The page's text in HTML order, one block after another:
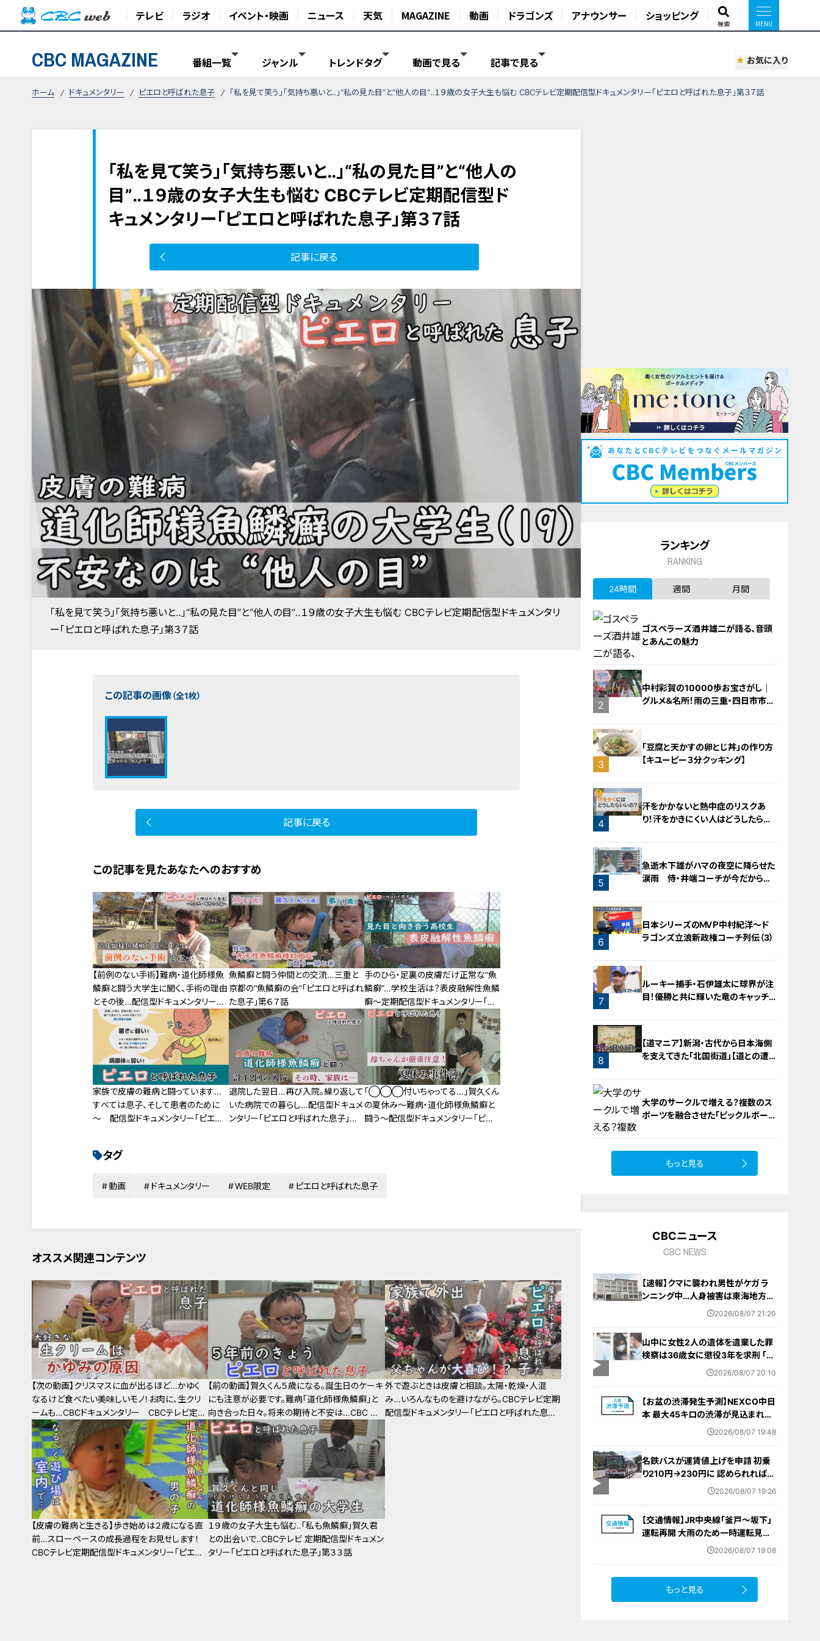
テレビ ラジオ イベント・映画 ニュース 天気 MAGAZINE 動画 ドラゴンズ アナウンサー ショッピング
検索
CBC MAGAZINE 番組一覧 ジャンル トレンドタグ 動画で見る 記事で見る お気に入り
ホーム ドキュメンタリー ピエロと呼ばれた息子 「私を見て笑う」「気持ち悪いと‥」“私の見た目”と“他人の目”‥１９歳の女子大生も悩む CBCテレビ定期配信型ドキュメンタリー「ピエロと呼ばれた息子」第３７話
「私を見て笑う」「気持ち悪いと‥」“私の見た目”と“他人の
目”‥１９歳の女子大生も悩む CBCテレビ定期配信型ド
キュメンタリー「ピエロと呼ばれた息子」第３７話
記事に戻る
「私を見て笑う」「気持ち悪いと‥」“私の見た目”と“他人の目”‥１９歳の女子大生も悩む CBCテレビ定期配信型ドキュメンタリ
ー「ピエロと呼ばれた息子」第３７話
この記事の画像（全1枚）
記事に戻る
この記事を見たあなたへのおすすめ
【前例のない手術】難病・道化師様魚
鱗癬と闘う大学生に聞く、手術の理由
とその後…配信型ドキュメンタリー
「ピエロと呼ばれた息子」第114話
魚鱗癬と闘う仲間との交流…三重と
京都の“魚鱗癬の会”「ピエロと呼ばれ
た息子」第６７話
手のひら・足裏の皮膚だけ正常な“魚
鱗癬”…学校生活は？表皮融解性魚鱗
癬～定期配信型ドキュメンタリー「ピ
エロと呼ばれた息子」第７３話
家族で皮膚の難病と闘っています…
すべては息子、そして患者のために
～ 配信型ドキュメンタリー「ピエロ
退院した翌日…再び入院。繰り返して
いた病院での暮らし…配信型ドキュメ
ンタリー「ピエロと呼ばれた息子」第
「◯◯◯付いちゃってる…」賀久くん
の夏休み～難病・道化師様魚鱗癬と
闘う～配信型ドキュメンタリー「ピエ
タグ
動画 ドキュメンタリー WEB限定 ピエロと呼ばれた息子
オススメ関連コンテンツ
【次の動画】クリスマスに血が出るほど…かゆく
なるけど食べたい美味しいモノ！お肉に、生クリ
ームも…CBCドキュメンタリー CBCテレビ定期
配信型ドキュメンタリー「ピエロと呼ばれた息子」
第３８話
【前の動画】賀久くん５歳になる。誕生日のケーキ
にも注意が必要です。難病「道化師様魚鱗癬」と
向き合った日々。将来の期待と不安は…CBC テ
レビ定期配信型 ドキュメンタリー「ピエロと呼ば
れた息子」第３６話
外で遊ぶときは皮膚と相談。太陽・乾燥・人混
み…いろんなものを避けながら。CBCテレビ定期
配信型ドキュメンタリー「ピエロと呼ばれた息子」
【皮膚の難病と生きる】歩き始めは２歳になる直
前…スローペースの成長過程をお見せします！
CBCテレビ定期配信型ドキュメンタリー「ピエロ
１９歳の女子大生も悩む‥「私も魚鱗癬」賀久君
との出会いで‥CBCテレビ 定期配信型ドキュメン
タリー「ピエロと呼ばれた息子」第３３話
ランキング
RANKING
24時間 週間 月間
1
ゴスペラーズ酒井雄二が語る、音頭
とあんこの魅力
2
中村彩賀の10000歩お宝さがし｜
グルメ＆名所！雨の三重・四日市市で
3
「豆腐と天かすの卵とじ丼」の作り方
【キユーピー３分クッキング】
4
汗をかかないと熱中症のリスクあ
り！汗をかきにくい人はどうしたらい
5
急逝木下雄がハマの夜空に降らせた
涙雨 侍・井端コーチが今だから明
6
日本シリーズのＭＶＰ中村紀洋～ド
ラゴンズ立浪新政権コーチ列伝（3）
7
ルーキー捕手・石伊雄太に球界が注
目！優勝と共に輝いた竜のキャッチャ
8
【道マニア】新潟・古代から日本海側
を支えてきた「北国街道」【道との遭
大学のサークルで増える？複数のス
ポーツを融合させた「ピックルボー
もっと見る
CBCニュース
CBC NEWS
【速報】クマに襲われ男性がケガ ラ
ンニング中…人身被害は東海地方で
今シーズン初めて 岐阜県高山市
2026/08/07 21:20
山中に女性2人の遺体を遺棄した罪
検察は36歳女に懲役3年を求刑 ｢遺
棄時に近くに居続けたこと自体が重
2026/08/07 20:10
【お盆の渋滞発生予測】NEXCO中日
本 最大45キロの渋滞が見込まれる
区間も… 中央道・東名・新東名・東名
2026/08/07 19:48
名鉄バスが運賃値上げを申請 初乗
り210円→230円に 認められれば
12月から全路線で平均1割程度の値
2026/08/07 19:26
【交通情報】JR中央線「釜戸～坂下」
運転再開 大雨のため一時運転見合
2026/08/07 19:08
もっと見る